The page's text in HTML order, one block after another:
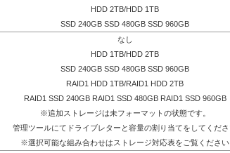
HDD 2TB/HDD 1TB
SSD 240GB SSD 480GB SSD 960GB
なし
HDD 1TB/HDD 2TB
SSD 240GB SSD 480GB SSD 960GB
RAID1 HDD 1TB/RAID1 HDD 2TB
RAID1 SSD 240GB RAID1 SSD 480GB RAID1 SSD 960GB
※追加ストレージは未フォーマットの状態です。
管理ツールにてドライブレターと容量の割り当てをしてくだ
※選択可能な組み合わせはストレージ対応表をご覧ください